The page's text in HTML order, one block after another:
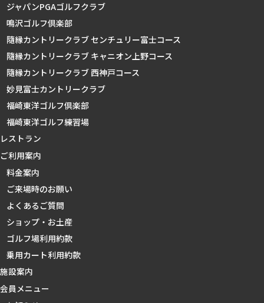
ジャパンPGAゴルフクラブ
鳴沢ゴルフ倶楽部
隨縁カントリークラブ センチュリー富士コース
隨縁カントリークラブ キャニオン上野コース
隨縁カントリークラブ 西神戸コース
妙見富士カントリークラブ
福崎東洋ゴルフ倶楽部
福崎東洋ゴルフ練習場
レストラン
ご利用案内
料金案内
ご来場時のお願い
よくあるご質問
ショップ・お土産
ゴルフ場利用約款
乗用カート利用約款
施設案内
会員メニュー